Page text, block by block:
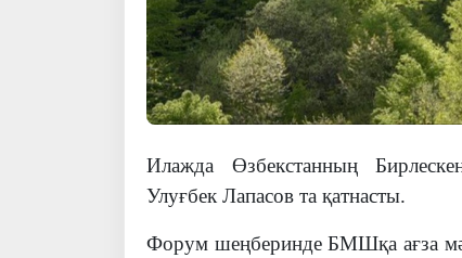
Илажда Өзбекстанның
Улуғбек Лапасов та қатнасты.
Форум шеңберинде БМШқа ағза